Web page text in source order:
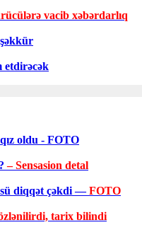
vacib xəbərdarlıq
etdirəcək
oldu - FOTO
– Sensasion detal
diqqət çəkdi —FOTO
tarix bilindi